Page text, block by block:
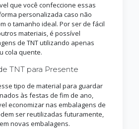
que você confeccione essas
personalizada caso não
o tamanho ideal. Por ser de fácil
materiais, é possível
de TNT utilizando apenas
cola quente.
TNT para Presente
tipo de material para guardar
às festas de fim de ano,
economizar nas embalagens de
ser reutilizadas futuramente,
novas embalagens.